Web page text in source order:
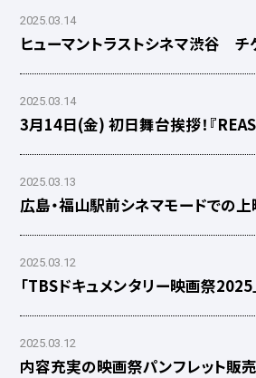
2025.03.14
ヒューマントラストシネマ渋谷 チ
2025.03.14
3月14日(金) 初日舞台挨拶！『
2025.03.13
広島・福山駅前シネマモードでの上
2025.03.12
「TBSドキュメンタリー映画祭2025
2025.03.12
内容充実の映画祭パンフレット販売